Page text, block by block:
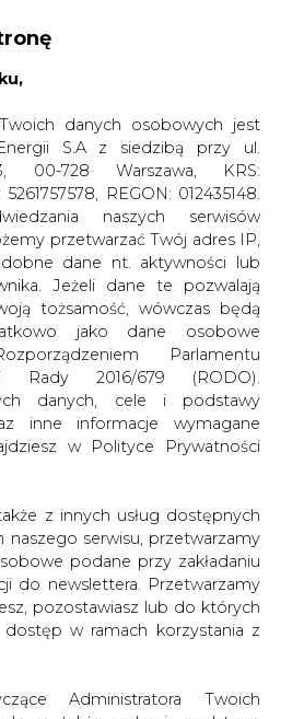
WIELKOŚĆ TEKSTU A A
ZALOGUJ SIĘ
CIRE.TV
danych osobowych jest
S.A z siedzibą przy ul.
00-728 Warszawa, KRS:
REGON: 012435148.
naszych serwisów
przetwarzać Twój adres IP,
dane nt. aktywności lub
Jeżeli dane te pozwalają
tożsamość, wówczas będą
jako dane osobowe
Parlamentu
Rady 2016/679 (RODO).
danych, cele i podstawy
inne informacje wymagane
w Polityce Prywatności
z innych usług dostępnych
naszego serwisu, przetwarzamy
podane przy zakładaniu
do newslettera. Przetwarzamy
pozostawiasz lub do których
w ramach korzystania z
Administratora Twoich
GAZU
Będzie tańsza energia
udostępnij